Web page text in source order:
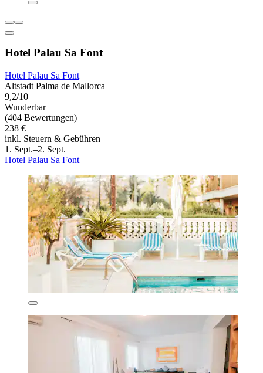
Hotel Palau Sa Font
Hotel Palau Sa Font
Altstadt Palma de Mallorca
9,2/10
Wunderbar
(404 Bewertungen)
238 €
inkl. Steuern & Gebühren
1. Sept.–2. Sept.
Hotel Palau Sa Font